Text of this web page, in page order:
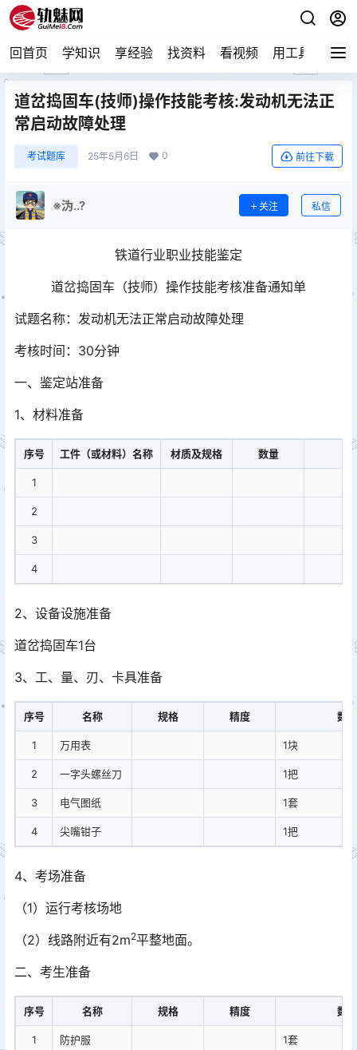
回首页 学知识 享经验 找资料 看视频 用工具 论技
道岔捣固车(技师)操作技能考核:发动机无法正
常启动故障处理
考试题库 25年5月6日 0 前往下载
※沩..? 关注 私信
铁道行业职业技能鉴定
道岔捣固车（技师）操作技能考核准备通知单
试题名称：发动机无法正常启动故障处理
考核时间：30分钟
一、鉴定站准备
1、材料准备
序号 工件（或材料）名称 材质及规格 数量
1
2
3
4
2、设备设施准备
道岔捣固车1台
3、工、量、刃、卡具准备
序号 名称 规格 精度 数量
1 万用表 1块
2 一字头螺丝刀 1把
3 电气图纸 1套
4 尖嘴钳子 1把
4、考场准备
（1）运行考核场地
（2）线路附近有2m2平整地面。
二、考生准备
序号 名称 规格 精度 数量
1 防护服 1套